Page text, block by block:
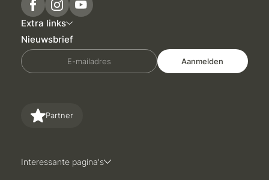
Extra links
Nieuwsbrief
E-mailadres Aanmelden
Partner
Interessante pagina's